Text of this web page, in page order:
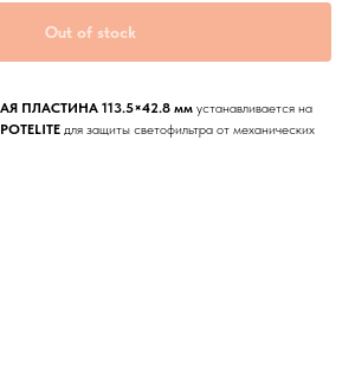
Out of stock
ПЛАСТИНА 113.5×42.8 мм устанавливается на
для защиты светофильтра от механических